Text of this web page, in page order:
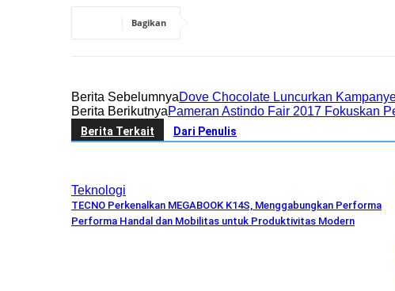
Bagikan
Berita SebelumnyaDove Chocolate Luncurkan
Berita BerikutnyaPameran Astindo Fair 2017 Fokuskan
Berita Terkait Dari Penulis
Teknologi
TECNO Perkenalkan MEGABOOK K14S, Menggabungkan Performa
Performa Handal dan Mobilitas untuk Produktivitas Modern